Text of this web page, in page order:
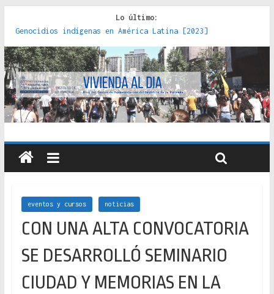
Lo último:
Genocidios indígenas en América Latina [2023]
Estudios sobre la espacialización de los Estados :
políticas, prácticas y representaciones [2022]
Donde el pedernal choca con el acero : hacia una teoría
crítica de las fronteras latinoamericanas [2020]
Criterios técnicos para una vivienda adecuada [2019]
Red de consultorios de la Caja del Seguro Obrero en
Santiago : un patrimonio emblemático [2014]
eventos y cursos noticias
CON UNA ALTA CONVOCATORIA
SE DESARROLLÓ SEMINARIO
CIUDAD Y MEMORIAS EN LA